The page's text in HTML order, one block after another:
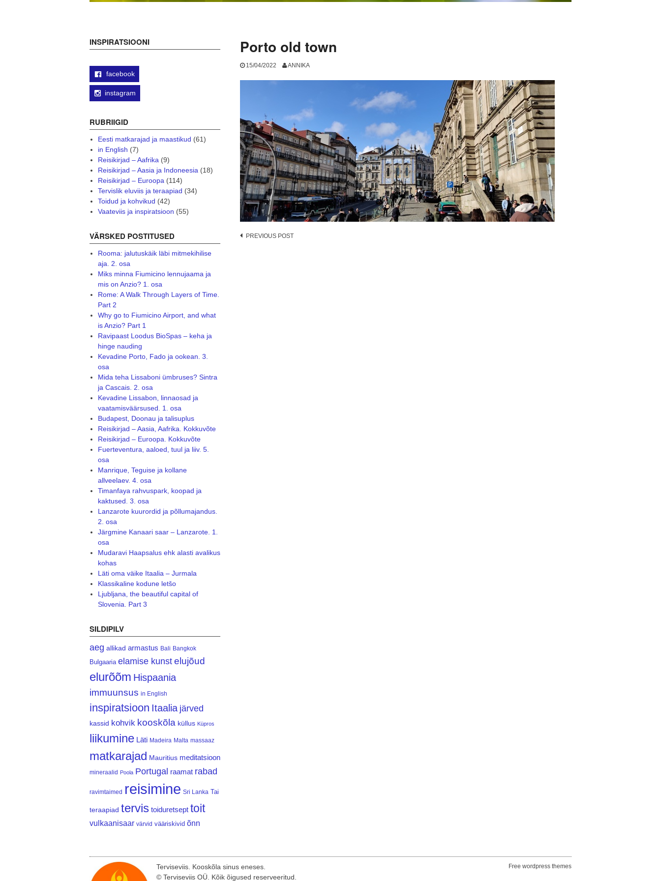
Porto old town
15/04/2022 ANNIKA
Post
PREVIOUS POST
INSPIRATSIOONI
facebook
instagram
RUBRIIGID
Eesti matkarajad ja maastikud (61)
in English (7)
Reisikirjad – Aafrika(9)
Reisikirjad – Aasia ja Indoneesia(18)
Reisikirjad – Euroopa(114)
Tervislik eluviis ja teraapiad (34)
Toidud ja kohvikud (42)
Vaateviis ja inspiratsioon (55)
VÄRSKED POSTITUSED
Rooma: jalutuskäik läbi mitmekihilise
aja. 2. osa
Miks minna Fiumicino lennujaama ja
mis on Anzio? 1. osa
Rome: A Walk Through Layers of Time.
Part 2
Why go to Fiumicino Airport, and what
is Anzio? Part 1
Ravipaast Loodus BioSpas – keha ja
hinge nauding
Kevadine Porto, Fado ja ookean. 3.
osa
Mida teha Lissaboni ümbruses? Sintra
ja Cascais. 2. osa
Kevadine Lissabon, linnaosad ja
vaatamisväärsused. 1. osa
Budapest, Doonau ja talisuplus
Reisikirjad – Aasia, Aafrika. Kokkuvõte
Reisikirjad – Euroopa. Kokkuvõte
Fuerteventura, aaloed, tuul ja liiv. 5.
osa
Manrique, Teguise ja kollane
allveelaev. 4. osa
Timanfaya rahvuspark, koopad ja
kaktused. 3. osa
Lanzarote kuurordid ja põllumajandus.
2. osa
Järgmine Kanaari saar – Lanzarote. 1.
osa
Mudaravi Haapsalus ehk alasti avalikus
kohas
Läti oma väike Itaalia – Jurmala
Klassikaline kodune letšo
Ljubljana, the beautiful capital of
Slovenia. Part 3
SILDIPILV
aeg allikad armastus Bali Bangkok
Bulgaaria elamise kunst elujõud
elurõõm Hispaania
immuunsus in English
inspiratsioon Itaalia järved
kassid kohvik kooskõla küllus Küpros
liikumine Läti Madeira Malta massaaz
matkarajad Mauritius meditatsioon
mineraalid Poola Portugal raamat rabad
ravimtaimed reisimine Sri Lanka Tai
teraapiad tervis toiduretsept toit
vulkaanisaar värvid vääriskivid õnn
Terviseviis. Kooskõla sinus eneses.
© Terviseviis OÜ. Kõik õigused reserveeritud.
Free wordpress themes